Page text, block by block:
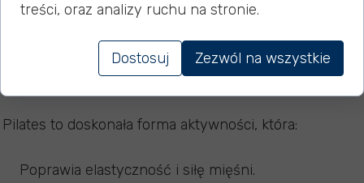
wspólnie zadbać o nasze zdrowie i kondycję!
Dlaczego warto wziąć udział w tych zajęciach,
szczególnie dla seniorów?
Pilates to doskonała forma aktywności, która:
Poprawia elastyczność i siłę mięśni.
treści, oraz analizy ruchu na stronie.
Dostosuj Zezwól na wszystkie